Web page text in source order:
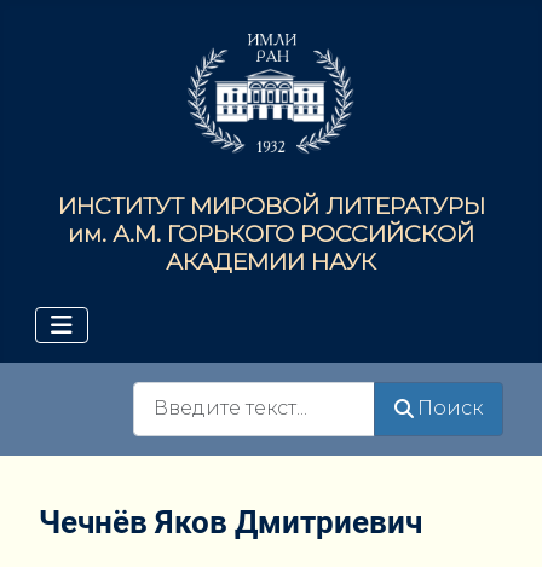
ИНСТИТУТ МИРОВОЙ ЛИТЕРАТУРЫ
им. А.М. ГОРЬКОГО РОССИЙСКОЙ
АКАДЕМИИ НАУК
Поиск
Чечнёв Яков Дмитриевич